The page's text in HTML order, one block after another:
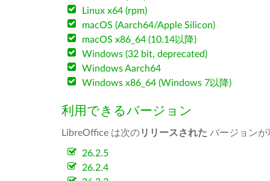
Linux x64 (rpm)
macOS (Aarch64/Apple Silicon)
macOS x86_64 (10.14以降)
Windows (32 bit, deprecated)
Windows Aarch64
Windows x86_64 (Windows 7以降)
利用できるバージョン
LibreOffice は次のリリースされた バージョンが
26.2.5
26.2.4